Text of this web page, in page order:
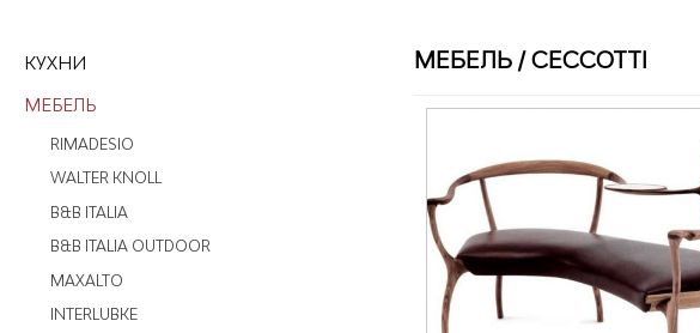
КУХНИ
МЕБЕЛЬ
RIMADESIO
WALTER KNOLL
B&B ITALIA
B&B ITALIA OUTDOOR
MAXALTO
INTERLUBKE
МЕБЕЛЬ / CECCOTTI